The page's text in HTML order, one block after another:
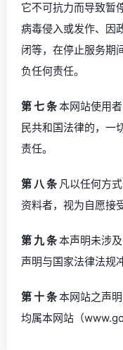
它不可抗力而导致暂
病毒侵入或发作、因
闭等，在停止服务期
负任何责任。
第 七 条本网站使用
民共和国法律的，一
责任。
第 八 条凡以任何方
资料者，视为自愿接
第 九 条本声明未涉
声明与国家法律法规
第 十 条本网站之声
均属本网站（